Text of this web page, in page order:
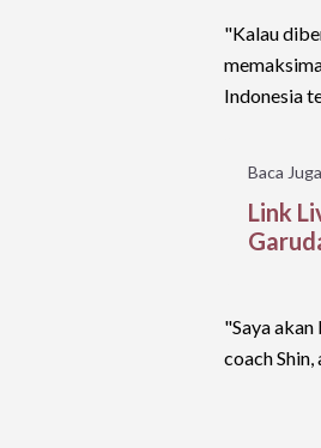
"Kalau
Indonesia
Baca
Link
"Saya
coach